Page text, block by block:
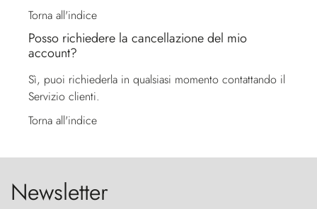
Torna all'indice
Posso richiedere la cancellazione del mio
account?
Sì, puoi richiederla in qualsiasi momento contattando il
Servizio clienti.
Torna all'indice
Newsletter